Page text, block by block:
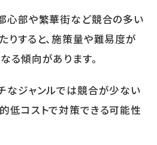
心部や繁華街など競合の多い
りすると、施策量や難易度が
る傾向があります。
なジャンルでは競合が少ない
低コストで対策できる可能性